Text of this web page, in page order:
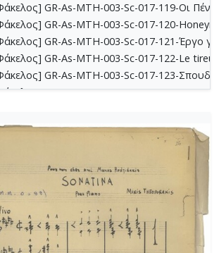
GR-As-MTH-003-Sc-017-119-Oι
GR-As-MTH-003-Sc-017-120-
GR-As-MTH-003-Sc-017-121-Έργο
GR-As-MTH-003-Sc-017-122-Le
GR-As-MTH-003-Sc-017-123-
GR-As-MTH-003-Sc-018-124-
GR-As-MTH-003-Sc-018-126-Les Six
[Φάκελος] GR-As-MTH-003-Sc-018-127-
[Φάκελος] GR-As-MTH-003-Sc-018-128-
[Φάκελος] GR-As-MTH-003-Sc-019-129-Πέντε
GR-As-MTH-003-Sc-019-130-
GR-As-MTH-003-Sc-019-131-
GR-As-MTH-003-Sc-019-132-Le feu
GR-As-MTH-003-Sc-020-133-[Έργο